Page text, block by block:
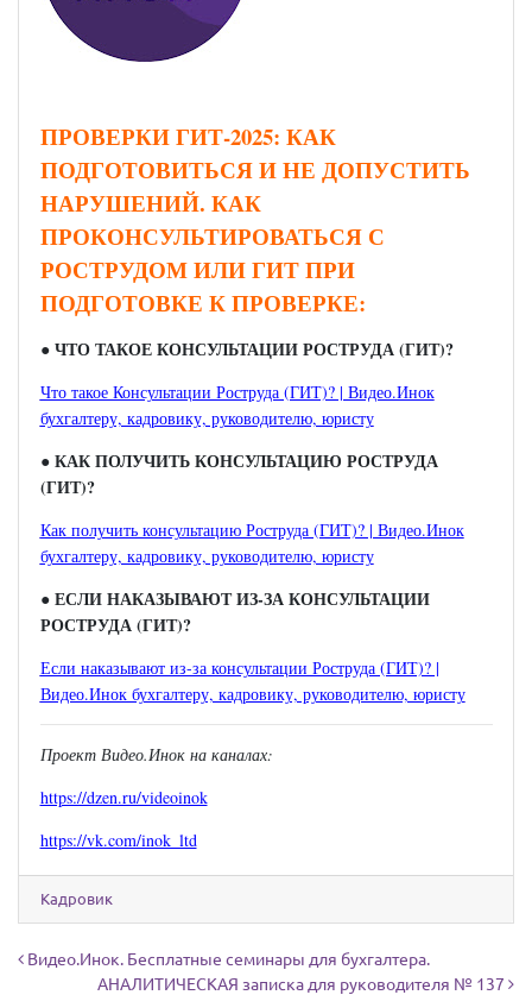
ПРОВЕРКИ ГИТ-2025: КАК
ПОДГОТОВИТЬСЯ И НЕ ДОПУСТИТЬ
НАРУШЕНИЙ. КАК
ПРОКОНСУЛЬТИРОВАТЬСЯ С
РОСТРУДОМ ИЛИ ГИТ ПРИ
ПОДГОТОВКЕ К ПРОВЕРКЕ:
● ЧТО ТАКОЕ КОНСУЛЬТАЦИИ РОСТРУДА (ГИТ)?
Что такое Консультации Роструда (ГИТ)? | Видео.Инок
бухгалтеру, кадровику, руководителю, юристу
● КАК ПОЛУЧИТЬ КОНСУЛЬТАЦИЮ РОСТРУДА
(ГИТ)?
Как получить консультацию Роструда (ГИТ)? | Видео.Инок
бухгалтеру, кадровику, руководителю, юристу
●ЕСЛИ НАКАЗЫВАЮТ ИЗ-ЗА КОНСУЛЬТАЦИИ
РОСТРУДА (ГИТ)?
Если наказывают из-за консультации Роструда (ГИТ)? |
Видео.Инок бухгалтеру, кадровику, руководителю, юристу
Проект Видео.Инок на каналах:
https://dzen.ru/videoinok
https://vk.com/inok_ltd
Кадровик
Навигация по записям
Видео.Инок. Бесплатные семинары для бухгалтера.
АНАЛИТИЧЕСКАЯ записка для руководителя № 137